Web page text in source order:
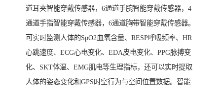
道耳夹智能穿戴传感器，6通道手腕智能穿戴传感器，4
通道手指智能穿戴传感器，6通道胸带智能穿戴传感器。
可实时监测人体的SpO2血氧含量、RESP呼吸频率、HR
心跳速度、ECG心电变化、EDA皮电变化、PPG脉搏变
化、SKT体温、EMG肌电等生理指标，还可以实时提取
人体的姿态变化和GPS时空行为与空间位置数据。智能